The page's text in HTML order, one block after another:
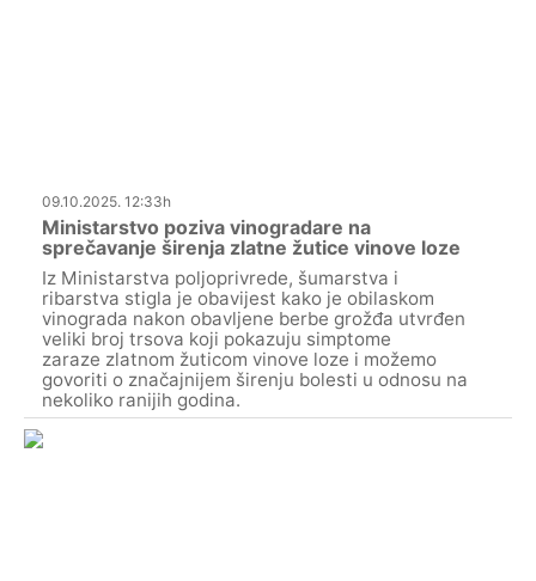
09.10.2025. 12:33h
Ministarstvo poziva vinogradare na
sprečavanje širenja zlatne žutice vinove loze
Iz Ministarstva poljoprivrede, šumarstva i
ribarstva stigla je obavijest kako je obilaskom
vinograda nakon obavljene berbe grožđa utvrđen
veliki broj trsova koji pokazuju simptome
zaraze zlatnom žuticom vinove loze i možemo
govoriti o značajnijem širenju bolesti u odnosu na
nekoliko ranijih godina.